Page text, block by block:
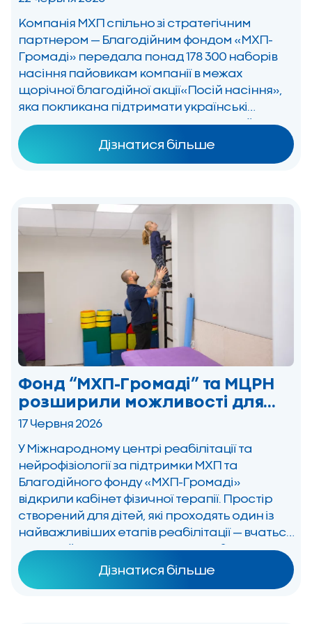
Компанія МХП спільно зі стратегічним
партнером — Благодійним фондом «МХП-
Громаді» передала понад 178 300 наборів
насіння пайовикам компанії в межах
щорічної благодійної акції«Посій насіння»,
яка покликана підтримати українські
родини та посилити продовольчу стійкість
громад. Цьогоріч це на 12 686 наборів
більше, ніж торік. Завдяки цьому вдалося
Дізнатися більше
Фонд “МХП-Громаді” та МЦРН
розширили можливості для
реабілітації дітей з
17 Червня 2026
У Міжнародному центрі реабілітації та
нейрофізіології за підтримки МХП та
Благодійного фонду «МХП-Громаді»
відкрили кабінет фізичної терапії. Простір
створений для дітей, які проходять один із
найважливіших етапів реабілітації — вчаться
самостійно повзати, сидіти та робити перші
кроки, отримуючи шанс на повноцінне
майбутнє. У Центрі також відкрили три
Дізнатися більше